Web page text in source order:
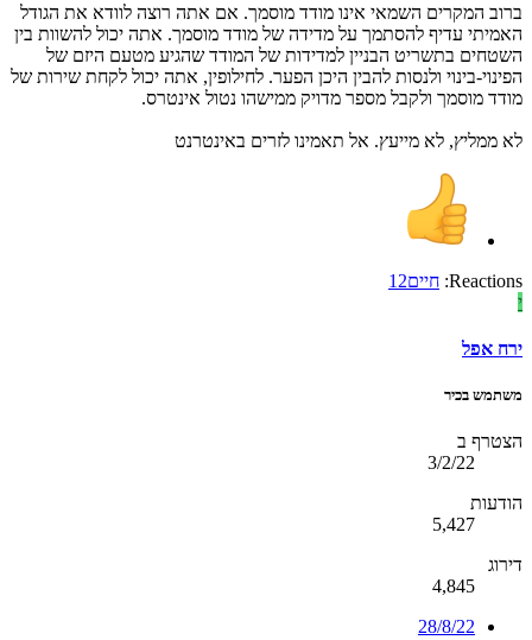
ברוב המקרים השמאי אינו מודד מוסמך. אם אתה רוצה לוודא את הגודל
האמיתי עדיף להסתמך על מדידה של מודד מוסמך. אתה יכול להשוות בין
השטחים בתשריט הבניין למדידות של המודד שהגיע מטעם היזם של
הפינוי-בינוי ולנסות להבין היכן הפער. לחילופין, אתה יכול לקחת שירות של
מודד מוסמך ולקבל מספר מדויק ממישהו נטול אינטרס.
לא ממליץ, לא מייעץ. אל תאמינו לזרים באינטרנט
Reactions: חיים12
י
ירח אפל
משתמש בכיר
הצטרף ב
3/2/22
הודעות
5,427
דירוג
4,845
28/8/22